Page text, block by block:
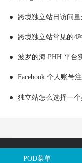
跨境独立站日访问
跨境独立站常见的4
波罗的海 PHH 平台
Facebook 个人账号
独立站怎么选择一个
Copyright @全球定制
POD菜单